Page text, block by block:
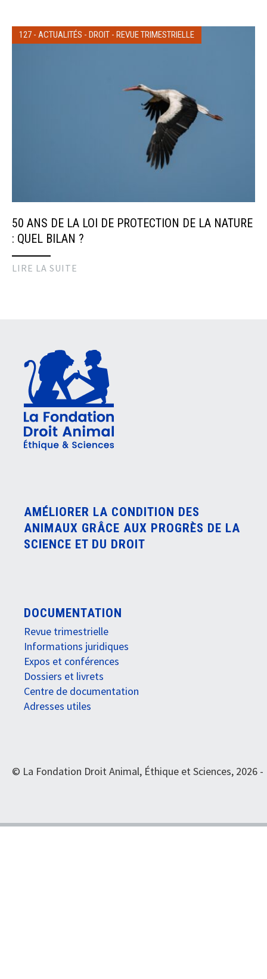
127 - ACTUALITÉS - DROIT - REVUE TRIMESTRIELLE
50 ANS DE LA LOI DE PROTECTION DE LA NATURE
: QUEL BILAN ?
LIRE LA SUITE
AMÉLIORER LA CONDITION DES
ANIMAUX GRÂCE AUX PROGRÈS DE LA
SCIENCE ET DU DROIT
DOCUMENTATION
Revue trimestrielle
Informations juridiques
Expos et conférences
Dossiers et livrets
Centre de documentation
Adresses utiles
© La Fondation Droit Animal, Éthique et Sciences, 2026 -